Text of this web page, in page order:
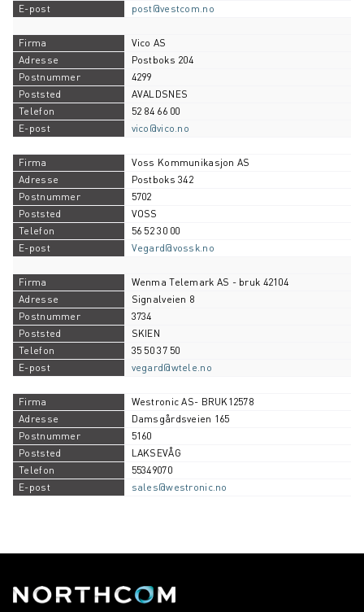
post@vestcom.no
Vico AS
Postboks 204
4299
AVALDSNES
52 84 66 00
vico@vico.no
Voss Kommunikasjon AS
Postboks 342
5702
VOSS
56 52 30 00
Vegard@vossk.no
Wenma Telemark AS - bruk 42104
Signalveien 8
3734
SKIEN
35 50 37 50
vegard@wtele.no
Westronic AS- BRUK12578
Damsgårdsveien 165
5160
LAKSEVÅG
55349070
sales@westronic.no